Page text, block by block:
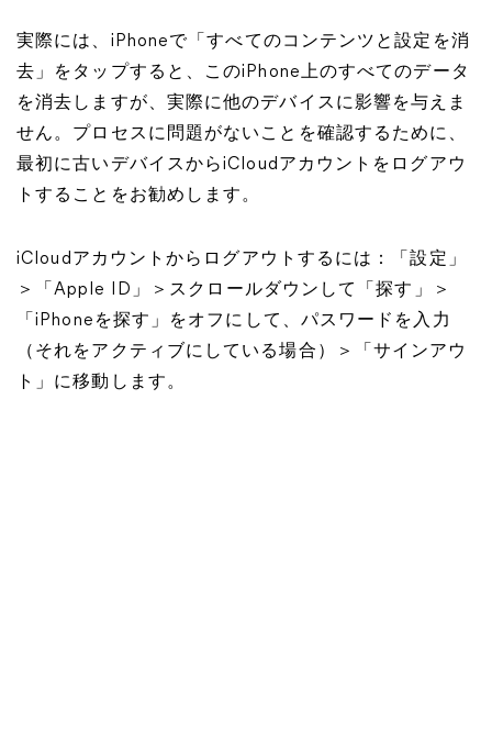
実際には、iPhoneで「すべてのコンテンツと設定を消
去」をタップすると、このiPhone上のすべてのデータ
を消去しますが、実際に他のデバイスに影響を与えま
せん。プロセスに問題がないことを確認するために、
最初に古いデバイスからiCloudアカウントをログアウ
トすることをお勧めします。
iCloudアカウントからログアウトするには：「設定」
＞「Apple ID」＞スクロールダウンして「探す」＞
「iPhoneを探す」をオフにして、パスワードを入力
（それをアクティブにしている場合）＞「サインアウ
ト」に移動します。